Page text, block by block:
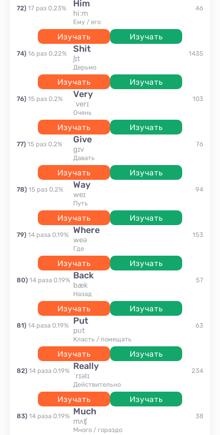
72) 17 раз 0.23% him
hiːm
ему / его
Изучать Изучать
46
74) 16 раз 0.22% shit
ʃɪt
дерьмо
Изучать Изучать
1435
76) 15 раз 0.2% very
ˈverɪ
очень
Изучать Изучать
103
77) 15 раз 0.2% give
gɪv
давать
Изучать Изучать
76
78) 15 раз 0.2% way
weɪ
путь
Изучать Изучать
94
79) 14 раза 0.19% where
weə
где
Изучать Изучать
153
80) 14 раза 0.19% back
bæk
назад
Изучать Изучать
57
81) 14 раза 0.19% put
pʊt
класть / помещать
Изучать Изучать
63
82) 14 раза 0.19% really
ˈrɪəlɪ
действительно
Изучать Изучать
234
83) 14 раза 0.19% much
mʌʧ
много / гораздо
38